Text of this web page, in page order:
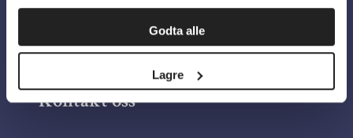
Godta alle
Lagre
Information in English
Bilder fra Colourbox.com
Kontakt oss